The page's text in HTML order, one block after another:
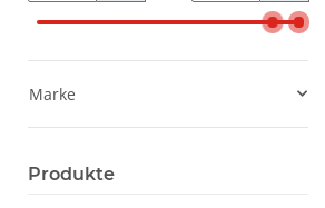
Marke
Produkte